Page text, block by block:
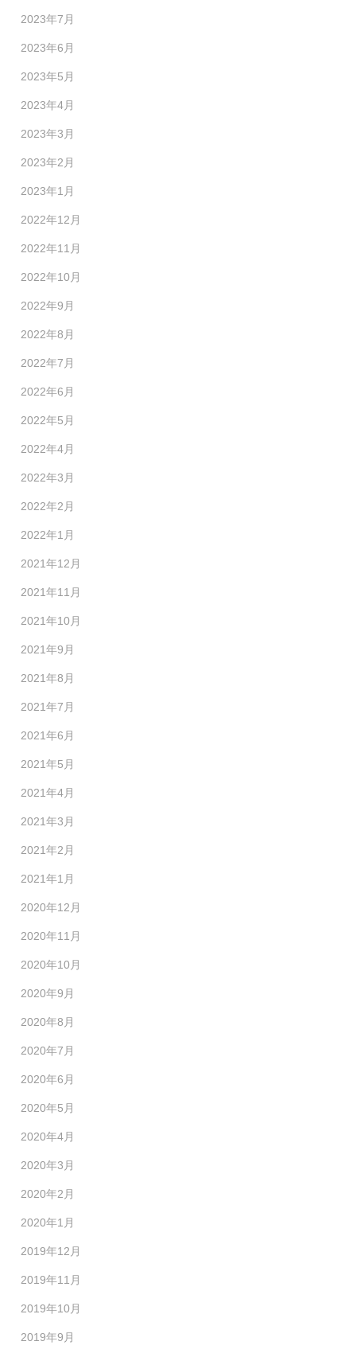
2023年7月
2023年6月
2023年5月
2023年4月
2023年3月
2023年2月
2023年1月
2022年12月
2022年11月
2022年10月
2022年9月
2022年8月
2022年7月
2022年6月
2022年5月
2022年4月
2022年3月
2022年2月
2022年1月
2021年12月
2021年11月
2021年10月
2021年9月
2021年8月
2021年7月
2021年6月
2021年5月
2021年4月
2021年3月
2021年2月
2021年1月
2020年12月
2020年11月
2020年10月
2020年9月
2020年8月
2020年7月
2020年6月
2020年5月
2020年4月
2020年3月
2020年2月
2020年1月
2019年12月
2019年11月
2019年10月
2019年9月